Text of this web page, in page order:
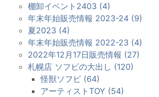
棚卸イベント2403 (4)
年末年始販売情報 2023-24 (9)
夏2023 (4)
年末年始販売情報 2022-23 (4)
2022年12月17日販売情報 (27)
札幌店 ソフビの大出し (120)
怪獣ソフビ (64)
アーティストTOY (54)